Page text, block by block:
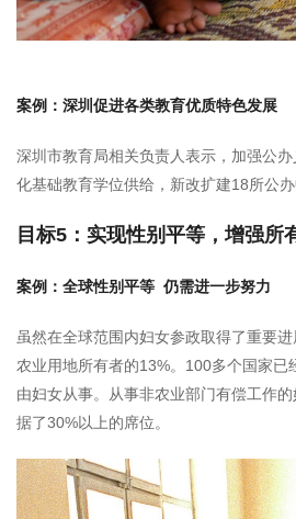
案例：深圳促进各类教育优质特色发展
深圳市教育局相关负责人表示，加强公
化基础教育学位供给，新改扩建18所公
目标5：实现性别平等，增强所
案例：全球性别平等 仍需进一步努力
虽然在全球范围内妇女参政取得了重要
农业用地所有者的13%。100多个国家
由妇女从事。从事非农业部门有偿工作
据了30%以上的席位。